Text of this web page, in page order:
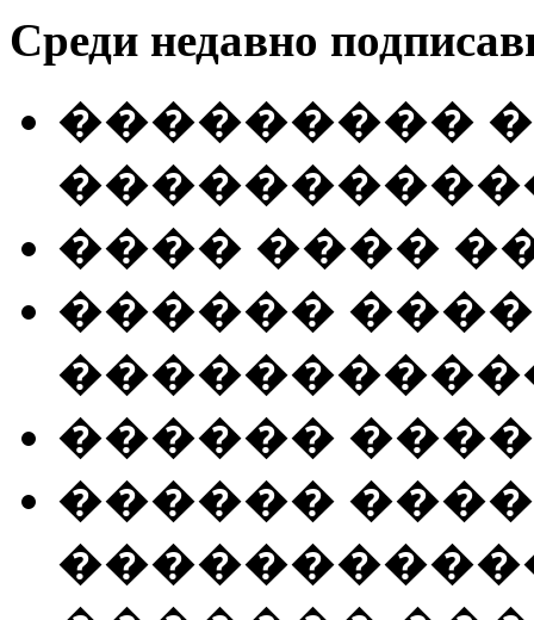
Среди недавно
���������
���� ����
������
������
������